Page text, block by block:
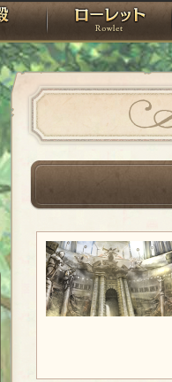
PandoraPartyProject
神殿